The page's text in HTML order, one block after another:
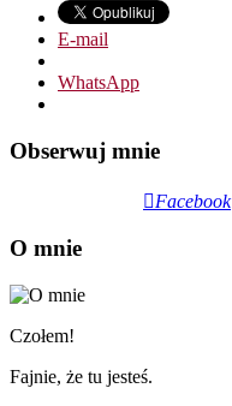
E-mail
WhatsApp
Obserwuj mnie
Facebook
O mnie
Czołem!
Fajnie, że tu jesteś.